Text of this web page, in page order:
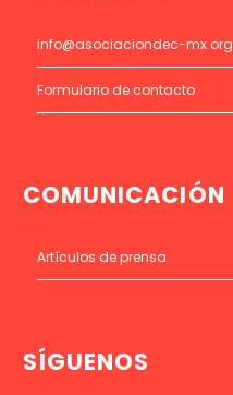
info@asociaciondec-mx.org
Formulario de contacto
COMUNICACIÓN
Artículos de prensa
SÍGUENOS